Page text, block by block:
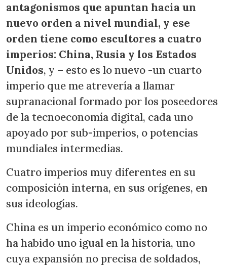
antagonismos que apuntan hacia un
nuevo orden a nivel mundial, y ese
orden tiene como escultores a cuatro
imperios: China, Rusia y los Estados
Unidos, y – esto es lo nuevo -un cuarto
imperio que me atrevería a llamar
supranacional formado por los poseedores
de la tecnoeconomía digital, cada uno
apoyado por sub-imperios, o potencias
mundiales intermedias.
Cuatro imperios muy diferentes en su
composición interna, en sus orígenes, en
sus ideologías.
China es un imperio económico como no
ha habido uno igual en la historia, uno
cuya expansión no precisa de soldados,